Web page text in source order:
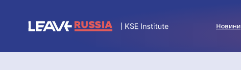
Новини